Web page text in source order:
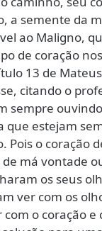
a semente da
ao Maligno,
de coração
13 de
citando o
sempre
que estejam
Pois o coração
má vontade
os seus
ver com os
o coração e